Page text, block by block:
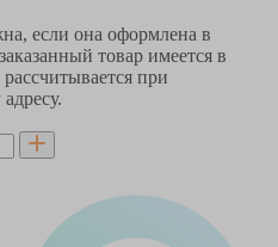
если она оформлена в
товар имеется в
при